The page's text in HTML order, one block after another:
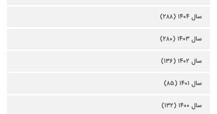
سال ۱۴۰۴ (۲۸۸)
سال ۱۴۰۳ (۲۸۰)
سال ۱۴۰۲ (۱۳۶)
سال ۱۴۰۱ (۸۵)
سال ۱۴۰۰ (۱۳۲)